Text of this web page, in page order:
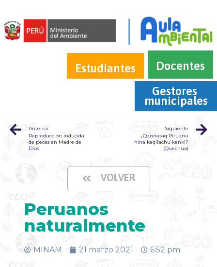
Estudiantes
Docentes
Gestores
municipales
Anterior
Reproducción inducida
de peces en Madre de
Dios
Siguiente
¿Qanñataq Piruanu
hina kaqllachu kanki?
(Quechua)
VOLVER
Peruanos
naturalmente
MINAM 21 marzo 2021 6:52 pm